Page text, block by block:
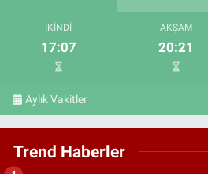
İKINDI
17:07
AKŞAM
20:21
Aylık Vakitler
Trend Haberler